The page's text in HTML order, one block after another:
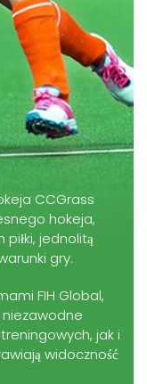
CCGrass
hokeja,
jednolitą
gry.
FIH Global,
jak i
widoczność